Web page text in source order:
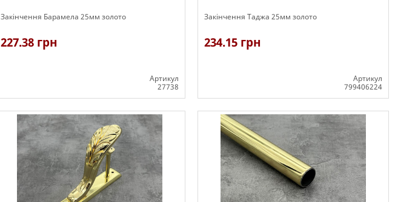
Закінчення Барамела 25мм золото
227.38 грн
Артикул
27738
Закінчення Таджа 25мм золото
234.15 грн
Артикул
799406224